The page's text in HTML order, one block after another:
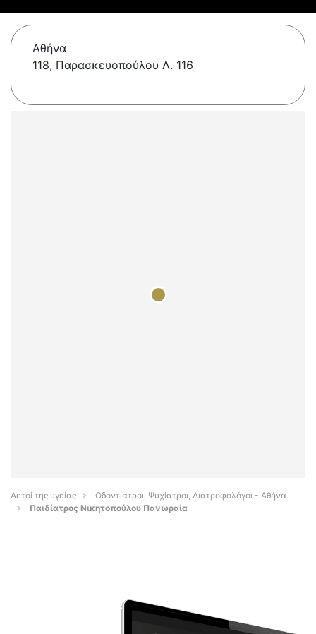
Αθήνα
118, Παρασκευοπούλου Λ. 116
Αετοί της υγείας
Οδοντίατροι, Ψυχίατροι, Διατροφολόγοι - Αθήνα
Παιδίατρος Νικητοπούλου Πανωραία